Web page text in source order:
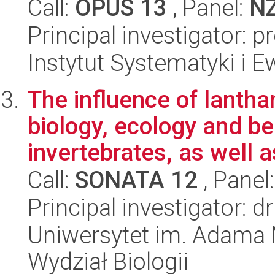
Call: OPUS 13 , Panel:
Principal investigator:
Instytut Systematyki i
The influence of
biology, ecology and
invertebrates, as well
Call: SONATA 12 ,
Principal investigator:
Uniwersytet im.
Wydział Biologii